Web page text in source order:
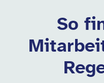
So